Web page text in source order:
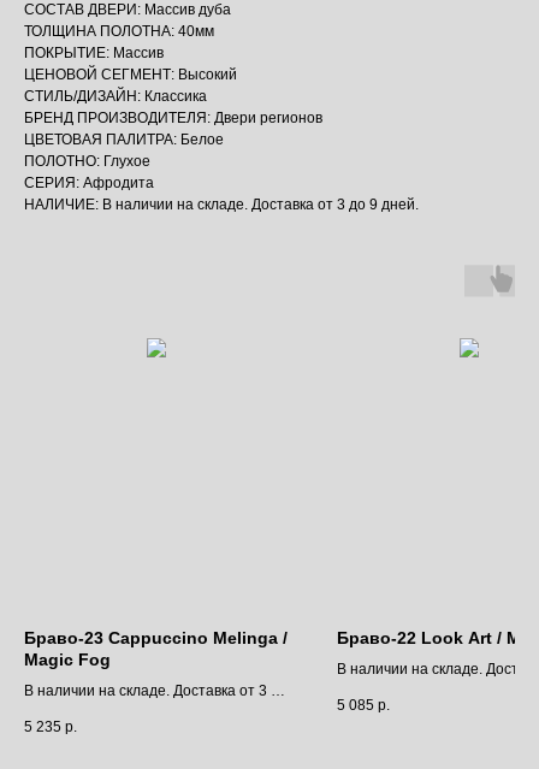
СОСТАВ ДВЕРИ: Массив дуба
ТОЛЩИНА ПОЛОТНА: 40мм
ПОКРЫТИЕ: Массив
ЦЕНОВОЙ СЕГМЕНТ: Высокий
СТИЛЬ/ДИЗАЙН: Классика
БРЕНД ПРОИЗВОДИТЕЛЯ: Двери регионов
ЦВЕТОВАЯ ПАЛИТРА: Белое
ПОЛОТНО: Глухое
СЕРИЯ: Афродита
НАЛИЧИЕ: В наличии на складе. Доставка от 3 до 9 дней.
Браво-23 Cappuccino Melinga /
Magic Fog
В наличии на складе. Доставка от 3 до
Цена за полотно
5 235 р.
Браво-22 Look Art /
В наличии на складе.
Цена за полотно
5 085 р.